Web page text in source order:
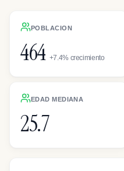
POBLACION
464 +7.4% crecimiento
EDAD MEDIANA
25.7